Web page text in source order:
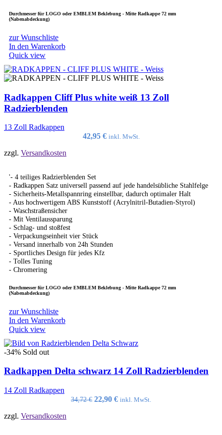
Durchmesser für LOGO oder EMBLEM Beklebung - Mitte Radkappe 72 mm
(Nabenabdeckung)
zur Wunschliste
In den Warenkorb
Quick view
Radkappen Cliff Plus white weiß 13 Zoll
Radzierblenden
13 Zoll Radkappen
42,95 € inkl. MwSt.
zzgl. Versandkosten
'- 4 teiliges Radzierblenden Set
- Radkappen Satz universell passend auf jede handelsübliche Stahlfelge
- Sicherheits-Metallspannring einstellbar, dadurch optimaler Halt
- Aus hochwertigem ABS Kunststoff (Acrylnitril-Butadien-Styrol)
- Waschstraßensicher
- Mit Ventilaussparung
- Schlag- und stoßfest
- Verpackungseinheit vier Stück
- Versand innerhalb von 24h Stunden
- Sportliches Design für jedes Kfz
- Tolles Tuning
- Chromering
Durchmesser für LOGO oder EMBLEM Beklebung - Mitte Radkappe 72 mm
(Nabenabdeckung)
zur Wunschliste
In den Warenkorb
Quick view
-34% Sold out
Radkappen Delta schwarz 14 Zoll Radzierblenden
14 Zoll Radkappen
34,72€ Ursprünglicher
22,90 €Aktueller
inkl. MwSt.
zzgl. Versandkosten